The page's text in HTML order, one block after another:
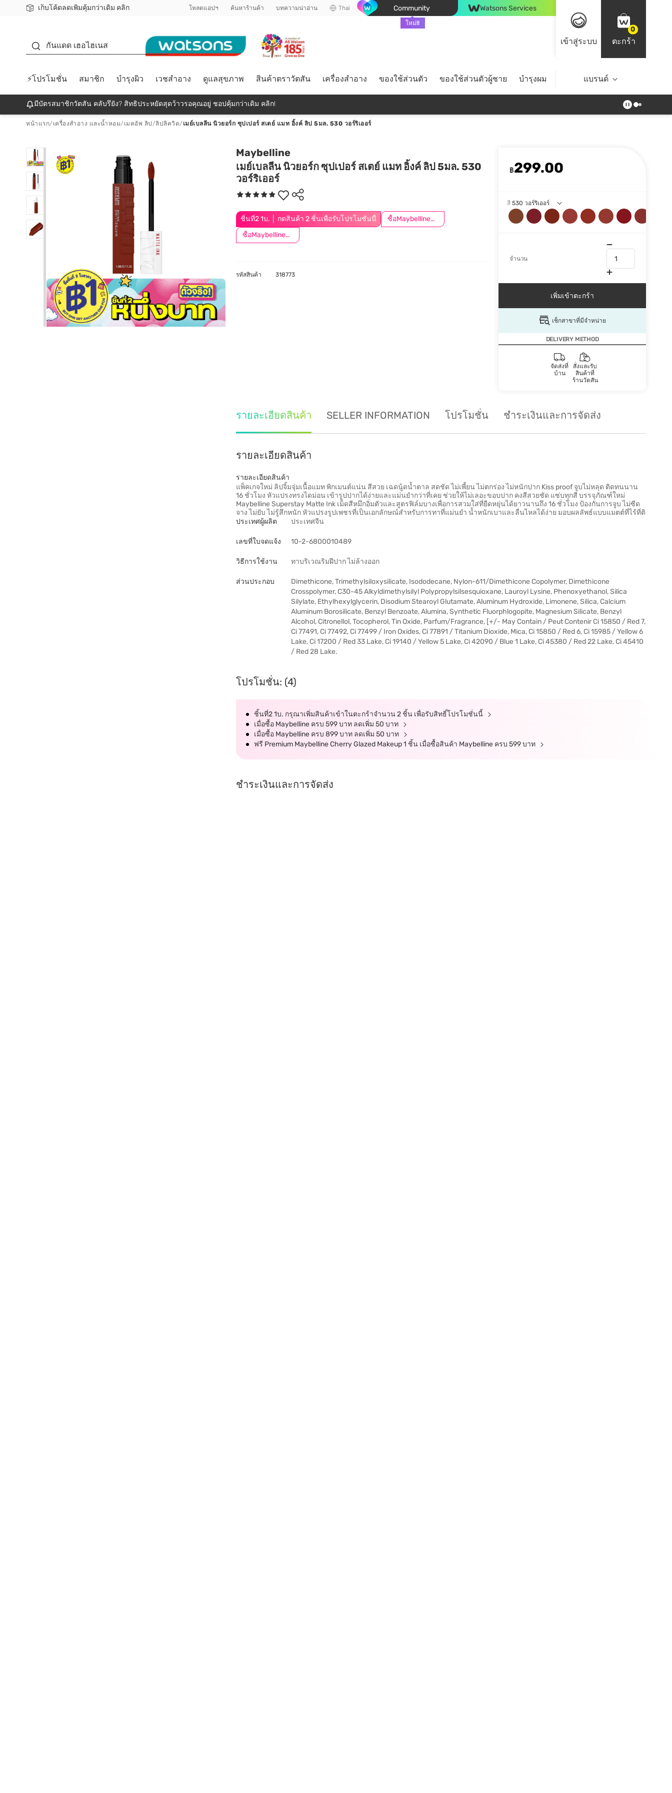
เก็บโค้ดลดเพิ่มคุ้มกว่าเดิม คลิก
ชอปออนไลน์ครั้งแรก ลดเพิ่มจุก ๆ 10%! 🎉
📦ส่งฟรี! เมื่อชอป 499฿
สมาชิกวัตสัน คลับดียังไง? โหลดแอปฯ ค้นหาร้านค้า บทความน่าอ่าน Thai Community
ใหม่!!
Watsons Services
เข้าสู่ระบบ
0
ตะกร้า
กันแดด เฮอไฮเนส
⚡โปรโมชั่น สมาชิก บำรุงผิว เวชสำอาง ดูแลสุขภาพ สินค้าตราวัตสัน เครื่องสำอาง ของใช้ส่วนตัว ของใช้ส่วนตัวผู้ชาย บำรุงผม ไลฟ์สไตล์ Top Brands
แบรนด์
มีบัตรสมาชิกวัตสัน คลับรึยัง? สิทธิประหยัดสุดว้าวรอคุณอยู่ ชอปคุ้มกว่าเดิม คลิก!
หน้าแรก/ เครื่องสำอาง และน้ำหอม/ เมคอัพ ลิป /ลิปลิควิด/ เมย์เบลลีน นิวยอร์ก ซุปเปอร์ สเตย์ แมท อิ้งค์ ลิป 5มล. 530 วอร์ริเออร์
Maybelline
เมย์เบลลีน นิวยอร์ก ซุปเปอร์ สเตย์ แมท อิ้งค์ ลิป 5มล. 530
วอร์ริเออร์
ชิ้นที่2 1บ. │ กดสินค้า 2 ชิ้นเพื่อรับโปรโมชันนี้
ซื้อMaybellineครบ599ลด50.-
ซื้อMaybellineครบ899ลด50.-
฿299.00
สี 530 วอร์ริเออร์
จำนวน
เพิ่มเข้าตะกร้า
เช็กสาขาที่มีจำหน่าย
DELIVERY METHOD
จัดส่งที่
บ้าน
สั่งและรับ
สินค้าที่
ร้านวัตสัน
รหัสสินค้า 318773
รายละเอียดสินค้า SELLER INFORMATION โปรโมชั่น ชำระเงินและการจัดส่ง
รายละเอียดสินค้า
รายละเอียดสินค้า
แพ็คเกจใหม่ ลิปจิ้มจุ่มเนื้อแมท พิกเมนต์แน่น สีสวย เฉดนู้ดน้ำตาล สดชัด ไม่เพี้ยน ไม่ตกร่อง ไม่หนักปาก Kiss proof จูบไม่หลุด ติดทนนาน
16 ชั่วโมง หัวแปรงทรงไดม่อน เข้ารูปปากได้ง่ายและแม่นยำกว่าที่เคย ช่วยให้ไม่เลอะขอบปาก คงสีสวยชัด แซ่บทุกสี บรรจุภัณฑ์ใหม่
Maybelline Superstay Matte Ink เม็ดสีหมึกอิ่มตัวและสูตรฟิล์มบางเพื่อการสวมใส่ที่ยืดหยุ่นได้ยาวนานถึง 16 ชั่วโมง ป้องกันการจูบ ไม่ซีด
จาง ไม่ยับ ไม่รู้สึกหนัก หัวแปรงรูปเพชรที่เป็นเอกลักษณ์สำหรับการทาที่แม่นยำ น้ำหนักเบาและลื่นไหลได้ง่าย มอบผลลัพธ์แบบแมตต์ที่ไร้ที่ติ
ประเทศผู้ผลิต
ประเทศจีน
เลขที่ใบจดแจ้ง 10-2-6800010489
วิธีการใช้งาน ทาบริเวณริมฝีปาก ไม่ล้างออก
ส่วนประกอบ
Dimethicone, Trimethylsiloxysilicate, Isododecane, Nylon-611/Dimethicone Copolymer, Dimethicone
Crosspolymer, C30-45 Alkyldimethylsilyl Polypropylsilsesquioxane, Lauroyl Lysine, Phenoxyethanol, Silica
Silylate, Ethylhexylglycerin, Disodium Stearoyl Glutamate, Aluminum Hydroxide, Limonene, Silica, Calcium
Aluminum Borosilicate, Benzyl Benzoate, Alumina, Synthetic Fluorphlogopite, Magnesium Silicate, Benzyl
Alcohol, Citronellol, Tocopherol, Tin Oxide, Parfum/Fragrance, [+/- May Contain / Peut Contenir Ci 15850 / Red 7,
Ci 77491, Ci 77492, Ci 77499 / Iron Oxides, Ci 77891 / Titanium Dioxide, Mica, Ci 15850 / Red 6, Ci 15985 / Yellow 6
Lake, Ci 17200 / Red 33 Lake, Ci 19140 / Yellow 5 Lake, Ci 42090 / Blue 1 Lake, Ci 45380 / Red 22 Lake, Ci 45410
/ Red 28 Lake.
โปรโมชั่น: (4)
ชิ้นที่2 1บ. กรุณาเพิ่มสินค้าเข้าในตะกร้าจำนวน 2 ชิ้น เพื่อรับสิทธิ์โปรโมชั่นนี้
เมื่อซื้อ Maybelline ครบ 599 บาท ลดเพิ่ม 50 บาท
เมื่อซื้อ Maybelline ครบ 899 บาท ลดเพิ่ม 50 บาท
ฟรี Premium Maybelline Cherry Glazed Makeup 1 ชิ้น เมื่อซื้อสินค้า Maybelline ครบ 599 บาท
ชำระเงินและการจัดส่ง